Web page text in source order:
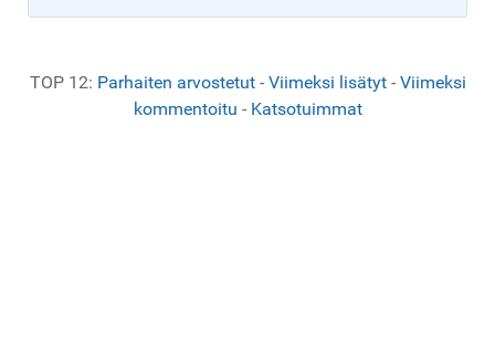
TOP 12: Parhaiten arvostetut- Viimeksi lisätyt- Viimeksi
kommentoitu - Katsotuimmat